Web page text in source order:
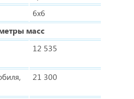
6х6
масс
12 535
21 300